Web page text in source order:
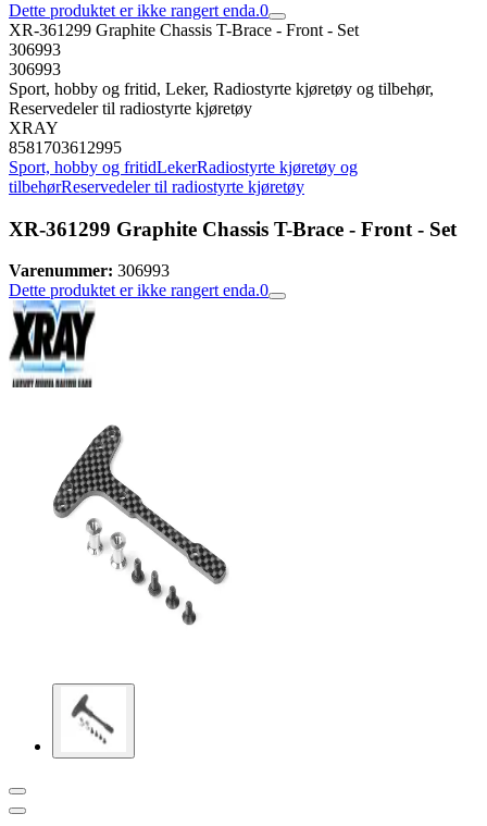
Dette produktet er ikke rangert enda.0
XR-361299 Graphite Chassis T-Brace - Front - Set
306993
306993
Sport, hobby og fritid, Leker, Radiostyrte kjøretøy og tilbehør,
Reservedeler til radiostyrte kjøretøy
XRAY
8581703612995
Sport, hobby og fritidLekerRadiostyrte kjøretøy og
tilbehørReservedeler til radiostyrte kjøretøy
XR-361299 Graphite Chassis T-Brace - Front - Set
Varenummer: 306993
Dette produktet er ikke rangert enda.0